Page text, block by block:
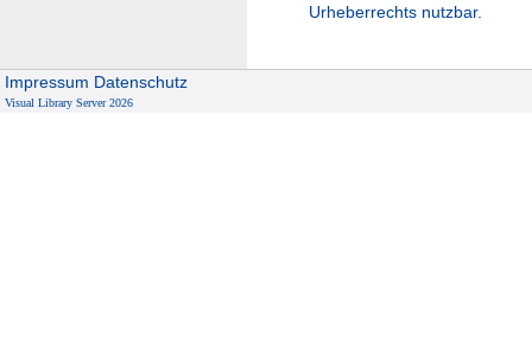
Urheberrechts nutzbar.
Impressum Datenschutz
Visual Library Server 2026